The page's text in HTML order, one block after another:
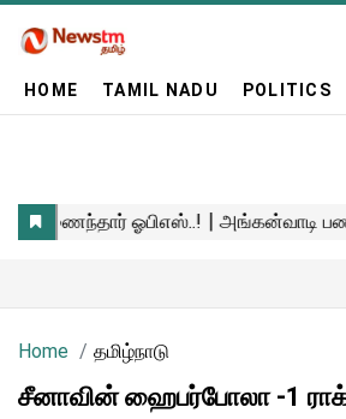
HOME TAMIL NADU POLITICS
Home தமிழ்நாடு
சீனாவின் ஹைபர்போலா -1